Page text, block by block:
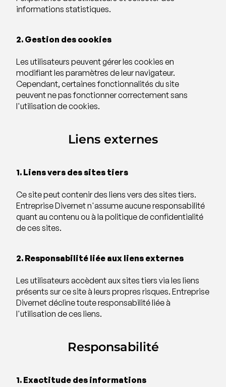
informations statistiques.
2. Gestion des cookies
Les utilisateurs peuvent gérer les cookies en
modifiant les paramètres de leur navigateur.
Cependant, certaines fonctionnalités du site
peuvent ne pas fonctionner correctement sans
l'utilisation de cookies.
Liens externes
1. Liens vers des sites tiers
Ce site peut contenir des liens vers des sites tiers.
Entreprise Divernet n'assume aucune responsabilité
quant au contenu ou à la politique de confidentialité
de ces sites.
2. Responsabilité liée aux liens externes
Les utilisateurs accèdent aux sites tiers via les liens
présents sur ce site à leurs propres risques. Entreprise
Divernet décline toute responsabilité liée à
l'utilisation de ces liens.
Responsabilité
1. Exactitude des informations